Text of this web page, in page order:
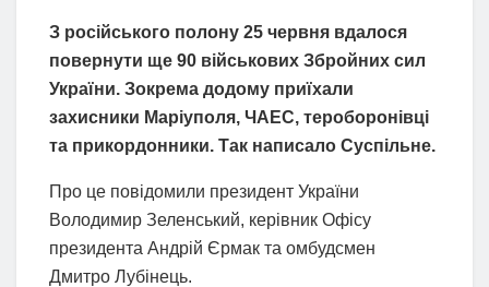
З російського полону 25 червня вдалося
повернути ще 90 військових Збройних сил
України. Зокрема додому приїхали
захисники Маріуполя, ЧАЕС, тероборонівці
та прикордонники. Так написало Суспільне.
Про це повідомили президент України
Володимир Зеленський, керівник Офісу
президента Андрій Єрмак та омбудсмен
Дмитро Лубінець.